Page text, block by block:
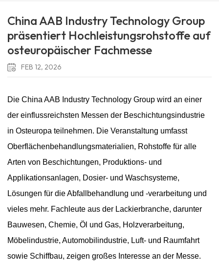
China AAB Industry Technology Group
präsentiert Hochleistungsrohstoffe auf
osteuropäischer Fachmesse
FEB 12, 2026
Die China AAB Industry Technology Group wird an einer
der einflussreichsten Messen der Beschichtungsindustrie
in Osteuropa teilnehmen. Die Veranstaltung umfasst
Oberflächenbehandlungsmaterialien, Rohstoffe für alle
Arten von Beschichtungen, Produktions- und
Applikationsanlagen, Dosier- und Waschsysteme,
Lösungen für die Abfallbehandlung und -verarbeitung und
vieles mehr. Fachleute aus der Lackierbranche, darunter
Bauwesen, Chemie, Öl und Gas, Holzverarbeitung,
Möbelindustrie, Automobilindustrie, Luft- und Raumfahrt
sowie Schiffbau, zeigen großes Interesse an der Messe.